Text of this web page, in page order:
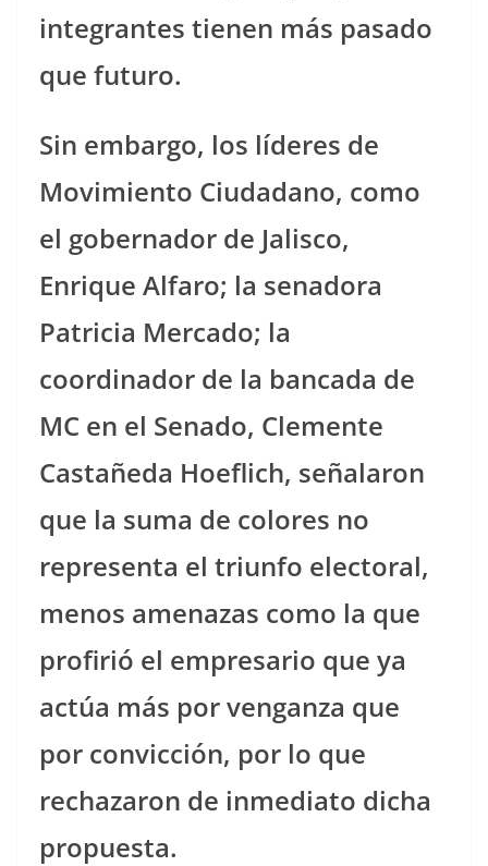
integrantes tienen más pasado
que futuro.
Sin embargo, los líderes de
Movimiento Ciudadano, como
el gobernador de Jalisco,
Enrique Alfaro; la senadora
Patricia Mercado; la
coordinador de la bancada de
MC en el Senado, Clemente
Castañeda Hoeflich, señalaron
que la suma de colores no
representa el triunfo electoral,
menos amenazas como la que
profirió el empresario que ya
actúa más por venganza que
por convicción, por lo que
rechazaron de inmediato dicha
propuesta.